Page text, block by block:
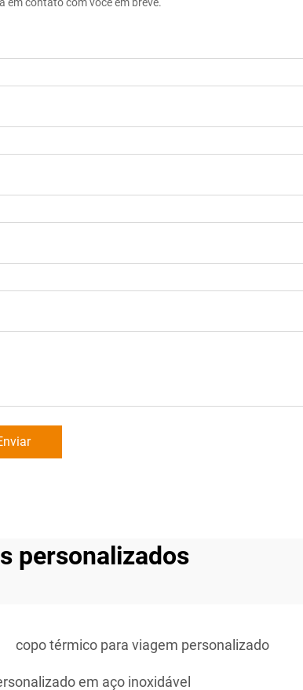
personalizados
copo térmico para viagem personalizado
em aço inoxidável